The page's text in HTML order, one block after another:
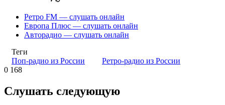
Ретро FM — слушать онлайн
Европа Плюс — слушать онлайн
Авторадио — слушать онлайн
Теги
Поп-радио из России
Ретро-радио из России
0 168
Слушать следующую